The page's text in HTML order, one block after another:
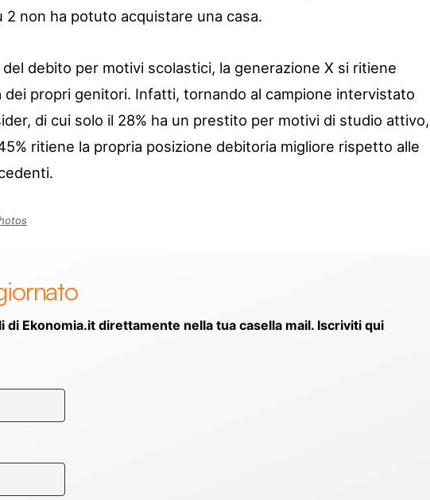
2 non ha potuto acquistare una casa.
debito per motivi scolastici, la generazione X si ritiene
dei propri genitori. Infatti, tornando al campione intervistato
di cui solo il 28% ha un prestito per motivi di studio attivo,
ritiene la propria posizione debitoria migliore rispetto alle
di Ekonomia.it direttamente nella tua casella mail. Iscriviti qui